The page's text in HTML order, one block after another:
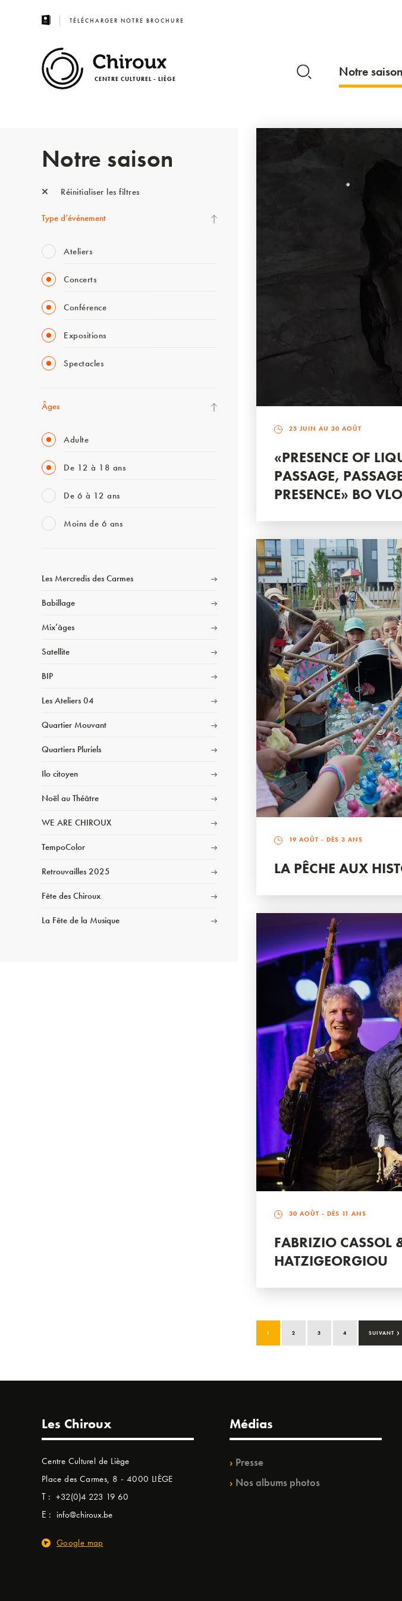
TÉLÉCHARGER NOTRE BROCHURE
CENTRE CULTUREL - LIÈGE Notre saison
Notre saison
Réinitialiser les filtres
Type d’événement
Ateliers
Concerts
Conférence
Expositions
Spectacles
Âges
Adulte
De 12 à 18 ans
De 6 à 12 ans
Moins de 6 ans
Les Mercredis des Carmes
Babillage
Mix’âges
Satellite
BIP
Les Ateliers 04
Quartier Mouvant
Quartiers Pluriels
Ilo citoyen
Noël au Théâtre
WE ARE CHIROUX
TempoColor
Retrouvailles 2025
Fête des Chiroux
La Fête de la Musique
25 JUIN AU 30 AOÛT
«PRESENCE OF
PASSAGE,
PRESENCE» BO
19 AOÛT - DÈS 3 ANS
LA PÊCHE AUX
30 AOÛT - DÈS 11 ANS
FABRIZIO CASSOL
HATZIGEORGIOU
1 2 3 4 SUIVANT ›
Les Chiroux
Centre Culturel de Liège
Place des Carmes, 8 - 4000 LIÈGE
T : +32(0)4 223 19 60
E : info@chiroux.be
Google map
Médias
Presse
Nos albums photos